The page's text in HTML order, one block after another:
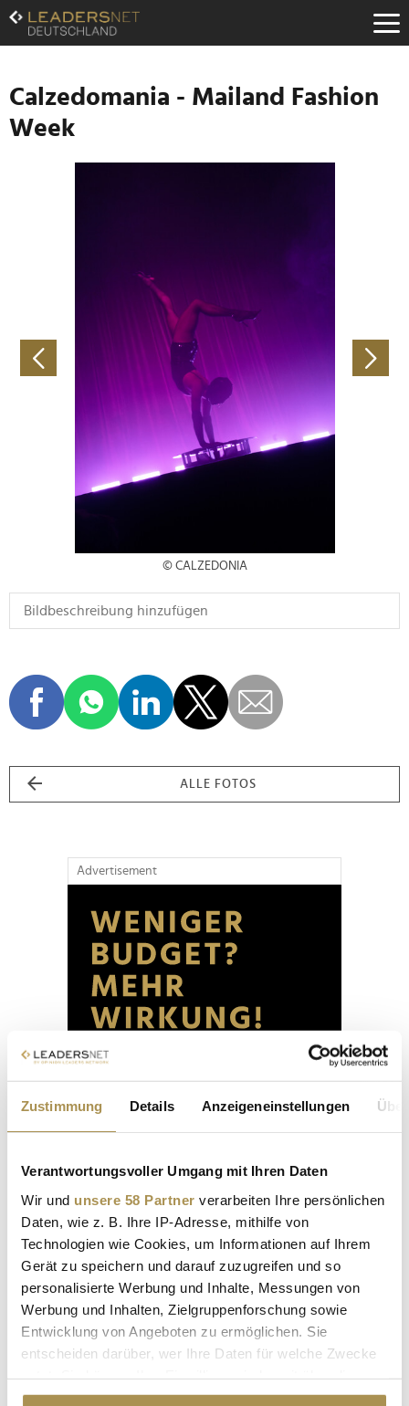
Zustimmung Details Anzeigeneinstellungen
Verantwortungsvoller Umgang mit Ihren Daten
Wir und unsere 58 Partner verarbeiten Ihre persönlichen
Daten, wie z. B. Ihre IP-Adresse, mithilfe von
Technologien wie Cookies, um Informationen auf Ihrem
Gerät zu speichern und darauf zuzugreifen und so
personalisierte Werbung und Inhalte, Messungen von
Werbung und Inhalten, Zielgruppenforschung sowie
Entwicklung von Angeboten zu ermöglichen. Sie
entscheiden darüber, wer Ihre Daten für welche Zwecke
Cookie-Erklärung oder durch Klicken auf das Privacy
Zum
Inhalt
Zur
Navigation
Zur
Hauptnavigation
Calzedomania - Mailand Fashion
Week
© CALZEDONIA
ALLE FOTOS
Advertisement